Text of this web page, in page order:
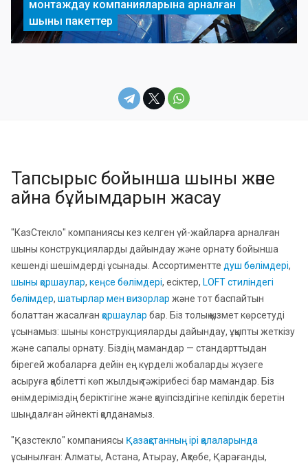
монтаждау компанияларына арналған
шыны пакеттер
Тапсырыс бойынша шыны және
айна бұйымдарын жасау
"КазСтекло" компаниясы кез келген үй-жайларға арналған
шыны конструкцияларды дайындау және орнату бойынша
кешенді шешімдерді ұсынады. Ассортиментте душ бөлімдері,
шыны қоршаулар, кеңсе бөлімдері, есіктер, LOFT стиліндегі
бөлімдер, шатырлар мен визорлар және тот баспайтын
болаттан жасалған қоршаулар бар. Біз толық қызмет көрсетуді
ұсынамыз: шыны конструкцияларды дайындау, ұқыпты жеткізу
және сапалы орнату. Біздің мамандар — стандарттыдан
бірегей жобаларға дейін ең күрделі жобаларды жүзеге
асыруға қабілетті көп жылдық тәжірибесі бар мамандар. Біз
өнімдеріміздің беріктігіне және қауіпсіздігіне кепілдік беретін
шыңдалған әйнекті қолданамыз.
"Қазстекло" компаниясы Қазақстанның ірі қалаларында
ұсынылған: Алматы, Астана, Атырау, Ақтөбе, Қарағанды,